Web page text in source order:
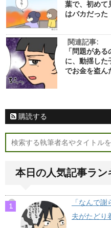
葉で、初めて
はバカだっ
関連記事:
「問題があ
に、動揺した
でお金を盗ん
購読する
本日の人気記事ラン
「なんで
夫がたどり